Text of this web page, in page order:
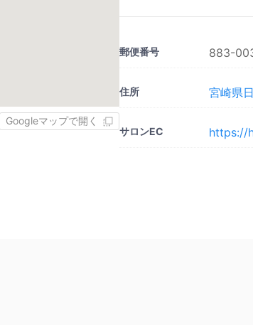
Googleマップで開く
郵便番号 883-
住所 宮崎県
サロンEC https://